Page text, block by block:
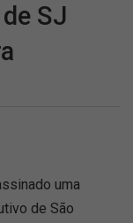
SJ
uma
de São